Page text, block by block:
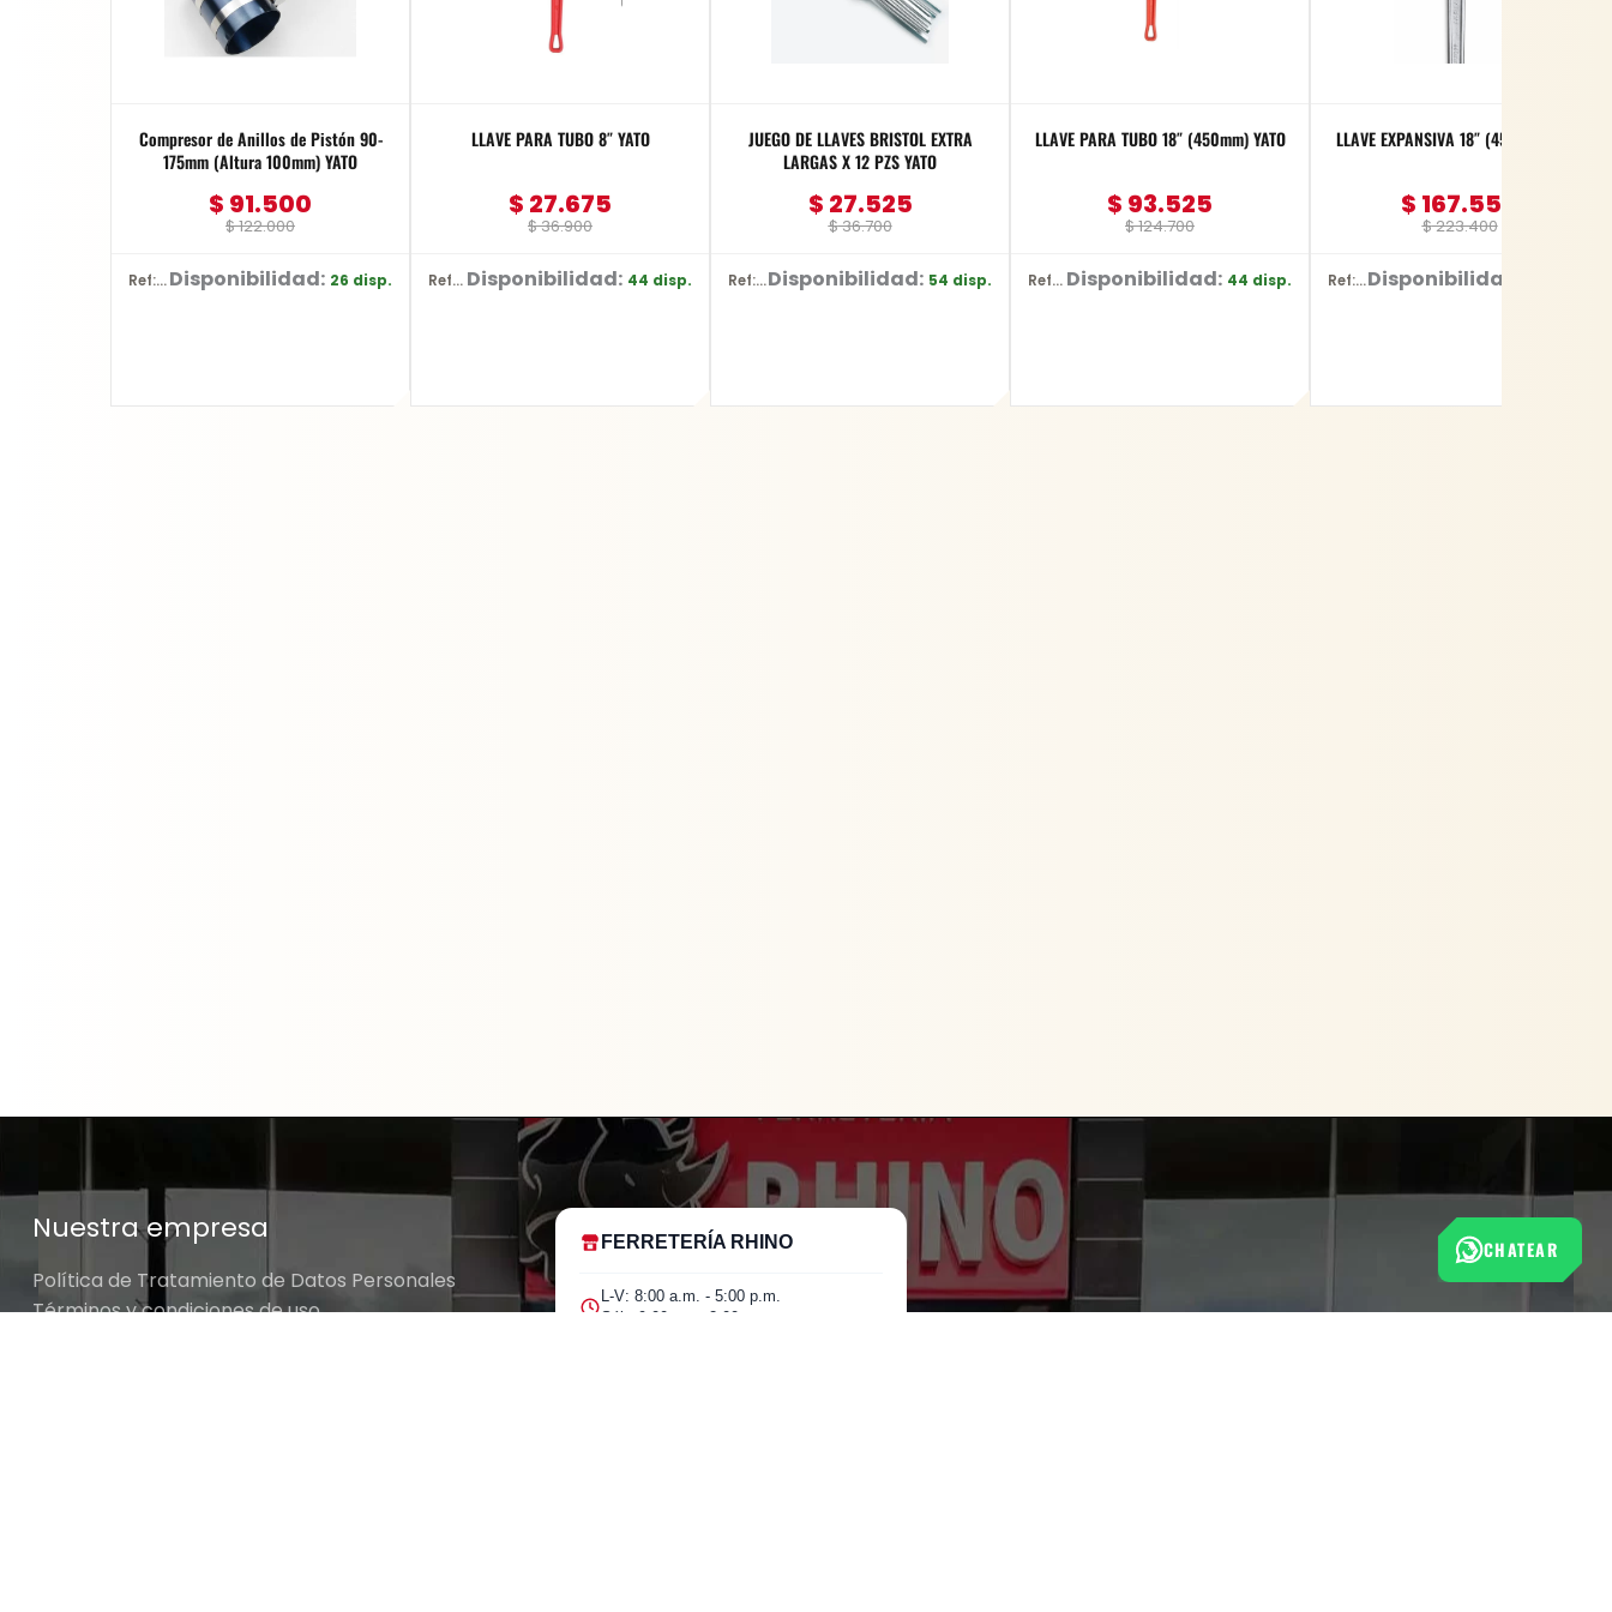
Compresor de Anillos de Pistón 90-
175mm (Altura 100mm) YATO
$122.000
$ 91.500
Ref: YT-0636Disponibilidad: 26 disp.
LLAVE PARA TUBO 8″ YATO
$36.900
$ 27.675
Ref: YT-2487 Disponibilidad: 44 disp.
JUEGO DE LLAVES BRISTOL EXTRA
LARGAS X 12 PZS YATO
$36.700
$ 27.525
Ref: YT-5836Disponibilidad: 54 disp.
LLAVE PARA TUBO 18″ (450mm) YATO
$124.700
$ 93.525
Ref: YT-2491 Disponibilidad: 44 disp.
LLAVE EXPANSIVA 18″ (450mm) YATO
$223.400
$ 167.550
Ref: YT-2177Disponibilidad:
Nuestra empresa
Política de Tratamiento de Datos Personales
Términos y condiciones de uso
FERRETERÍA RHINO
L-V: 8:00 a.m. - 5:00 p.m.
Sáb: 9:00 am - 2:00 pm
CHATEAR